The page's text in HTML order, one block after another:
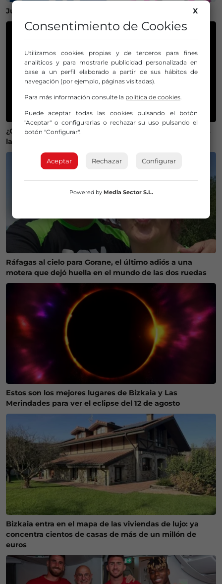
Julen Agirrezabala pone fin a su etapa en el Athletic
¿Qué tiempo hará en Euskadi el día del eclipse? Esta es
la previsión de Euskalmet
Ráfagas al cielo para Gorane, el último adiós a una
motera que dejó huella en el mundo de las dos ruedas
Estos son los mejores lugares de Bizkaia y Las
Merindades para ver el eclipse del 12 de agosto
Bizkaia entra en el mapa de las viviendas de lujo: ya
concentra cientos de casas de más de un millón de
euros
X
Consentimiento de Cookies
Utilizamos cookies propias y de terceros para fines
analíticos y para mostrarle publicidad personalizada en
base a un perfil elaborado a partir de sus hábitos de
navegación (por ejemplo, páginas visitadas).
Para más información consulte la política de cookies.
Puede aceptar todas las cookies pulsando el botón
"Aceptar" o configurarlas o rechazar su uso pulsando el
botón "Configurar".
Aceptar Rechazar Configurar
Powered by Media Sector S.L.